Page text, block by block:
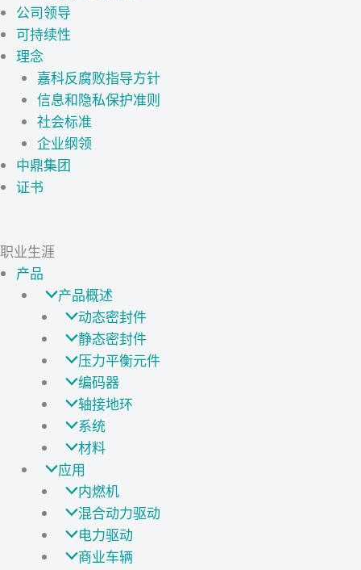
公司领导
可持续性
理念
嘉科反腐败指导方针
信息和隐私保护准则
社会标准
企业纲领
中鼎集团
证书
职业生涯
产品
产品概述
动态密封件
静态密封件
压力平衡元件
编码器
轴接地环
系统
材料
应用
内燃机
混合动力驱动
电力驱动
商业车辆